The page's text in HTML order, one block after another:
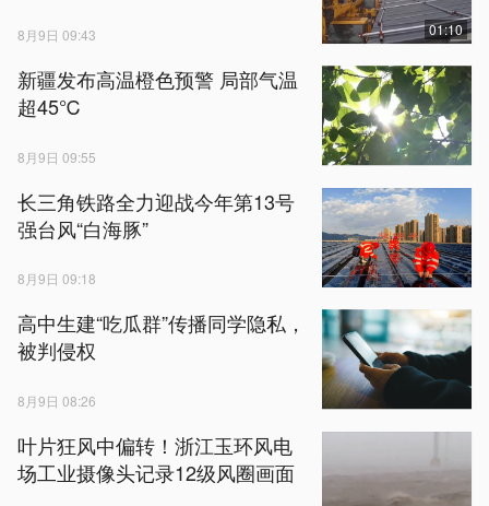
8月9日 09:43 01:10
新疆发布高温橙色预警 局部气温
超45℃
8月9日 09:55
长三角铁路全力迎战今年第13号
强台风“白海豚”
8月9日 09:18
高中生建“吃瓜群”传播同学隐私，
被判侵权
8月9日 08:26
叶片狂风中偏转！浙江玉环风电
场工业摄像头记录12级风圈画面